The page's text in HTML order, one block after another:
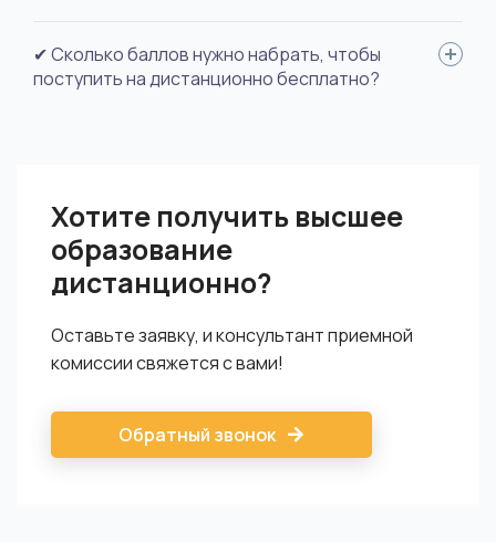
Да.
✔ Сколько баллов нужно набрать, чтобы
поступить на дистанционно бесплатно?
Хотите получить высшее
образование
дистанционно?
Оставьте заявку, и консультант приемной
комиссии свяжется с вами!
Обратный звонок